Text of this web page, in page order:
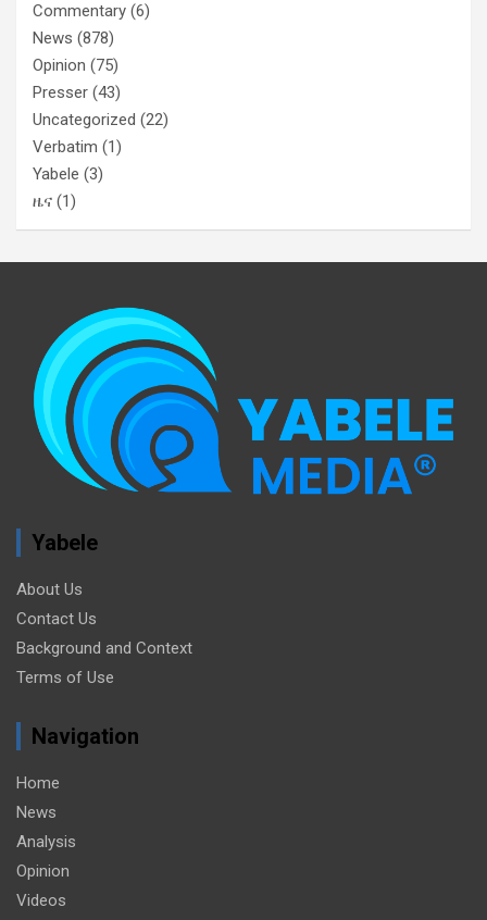
Commentary (6)
News (878)
Opinion (75)
Presser (43)
Uncategorized (22)
Verbatim (1)
Yabele (3)
ዜና (1)
Yabele
About Us
Contact Us
Background and Context
Terms of Use
Navigation
Home
News
Analysis
Opinion
Videos